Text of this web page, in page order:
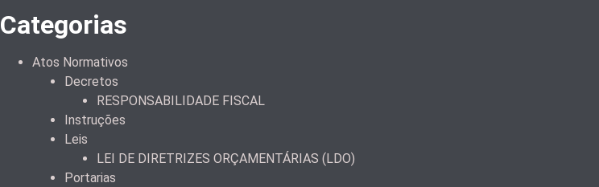
Categorias
Atos Normativos
Decretos
RESPONSABILIDADE FISCAL
Instruções
Leis
LEI DE DIRETRIZES ORÇAMENTÁRIAS (LDO)
Portarias